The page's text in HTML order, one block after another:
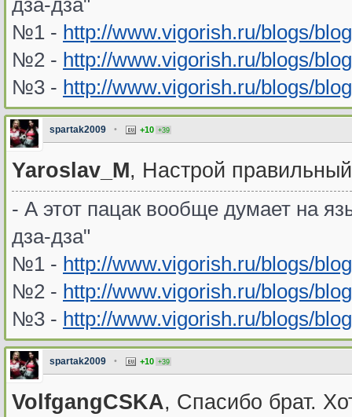
дза-дза"
№1 - http://www.vigorish.ru/blogs/
№2 - http://www.vigorish.ru/blogs/
№3 - http://www.vigorish.ru/blogs/
spartak2009 • +10 +39
Yaroslav_M, Настрой
- А этот пацак вообще думает на
дза-дза"
№1 - http://www.vigorish.ru/blogs/
№2 - http://www.vigorish.ru/blogs/
№3 - http://www.vigorish.ru/blogs/
spartak2009 • +10 +39
VolfgangCSKA, Спасибо брат.